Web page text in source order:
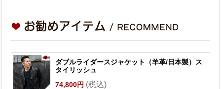
ダブルライダースジャケット（羊革/日本製）ス
タイリッシュ
74,800円 (税込)